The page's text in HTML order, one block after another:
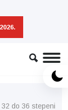
do 36 stepeni